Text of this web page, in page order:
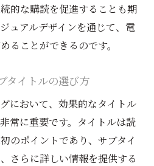
的な購読を促進することも期
ュアルデザインを通じて、電
ることができるのです。
タイトルの選び方
において、効果的なタイトル
常に重要です。タイトルは読
のポイントであり、サブタイ
さらに詳しい情報を提供する